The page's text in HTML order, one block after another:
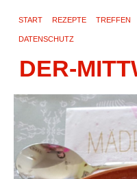
START REZEPTE TREFFEN
DATENSCHUTZ
DER-